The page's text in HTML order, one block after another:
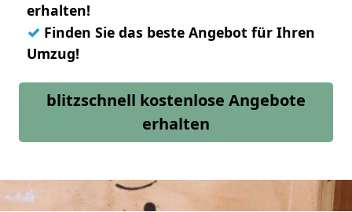
erhalten!
✓ Finden Sie das beste Angebot für Ihren
Umzug!
blitzschnell kostenlose Angebote
erhalten